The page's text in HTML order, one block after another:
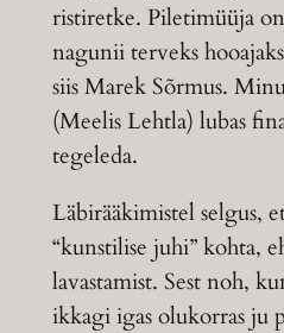
ristiretke. Piletimüüja
nagunii terveks
siis Marek Sõrmus.
(Meelis Lehtla) lubas
tegeleda.
Läbirääkimistel selgus,
“kunstilise juhi” kohta,
lavastamist. Sest noh,
ikkagi igas olukorras ju